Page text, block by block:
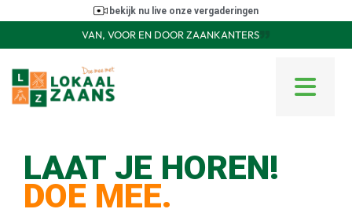
bekijk nu live onze vergaderingen
VAN, VOOR EN DOOR ZAANKANTERS
DOE MEE.
LAAT JE HOREN!